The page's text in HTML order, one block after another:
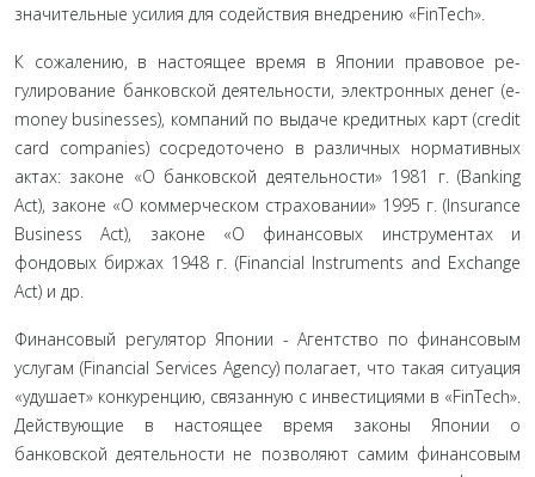
значительные усилия для содействия внедрению «FinTech».
К сожалению, в настоящее время в Японии правовое ре­
гулирование банковской деятельности, электронных денег (e-
money businesses), компаний по выдаче кредитных карт (credit
card companies) сосредоточено в различных нормативных
актах: законе «О банковской деятельности» 1981 г. (Banking
Act), законе «О коммерческом страховании» 1995 г. (Insurance
Business Act), законе «О финансовых инструментах и
фондовых биржах 1948 г. (Financial Instruments and Exchange
Act) и др.
Финансовый регулятор Японии - Агентство по финансо­вым
услугам (Financial Services Agency) полагает, что такая си­туация
«удушает» конкуренцию, связанную с инвестициями в «FinTech».
Действующие в настоящее время законы Японии о
банковской деятельности не позволяют самим финансовым